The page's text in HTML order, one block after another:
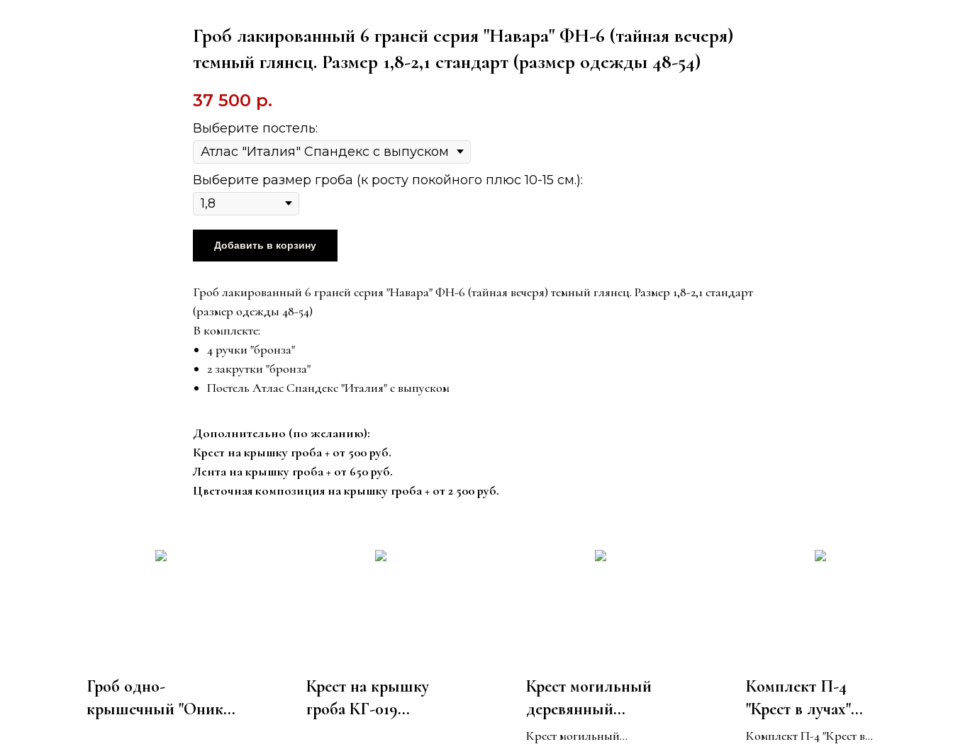
Гроб лакированный 6 граней серия "Навара" ФН-6 (тайная вечеря)
темный глянец. Размер 1,8-2,1 стандарт (размер одежды 48-54)
37 500 р.
Выберите постель:
Выберите размер гроба (к росту покойного плюс 10-15 см.):
Добавить в корзину
Гроб лакированный 6 граней серия "Навара" ФН-6 (тайная вечеря) темный глянец. Размер 1,8-2,1 стандарт
(размер одежды 48-54)
В комплекте:
4 ручки "бронза"
2 закрутки "бронза"
Постель Атлас Спандекс "Италия" с выпуском
Дополнительно (по желанию):
Крест на крышку гроба + от 500 руб.
Лента на крышку гроба + от 650 руб.
Цветочная композиция на крышку гроба + от 2 500 руб.
Гроб одно-
крышечный "Оникс"
Крест на крышку
гроба КГ-019
Крест могильный
деревянный
"Угловой узор"
Крест могильный
Комплект П-4
"Крест в лучах"
Подушка +
Комплект П-4 "Крест в